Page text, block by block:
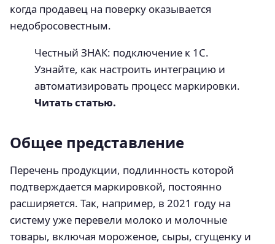
когда продавец на поверку оказывается
недобросовестным.
Честный ЗНАК: подключение к 1С.
Узнайте, как настроить интеграцию и
автоматизировать процесс маркировки.
Читать статью.
Общее представление
Перечень продукции, подлинность которой
подтверждается маркировкой, постоянно
расширяется. Так, например, в 2021 году на
систему уже перевели молоко и молочные
товары, включая мороженое, сыры, сгущенку и